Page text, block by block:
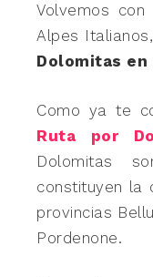
Volvemos
Alpes
Dolomitas en
Como ya te
Ruta por
Dolomitas
constituyen la
provincias
Pordenone.